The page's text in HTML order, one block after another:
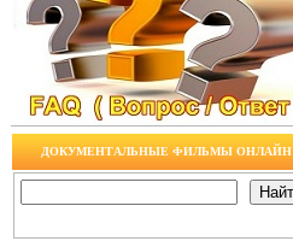
ДОКУМЕНТАЛЬНЫЕ ФИЛЬМЫ ОНЛАЙН